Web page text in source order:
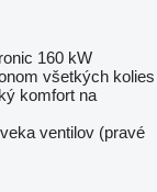
160 kW
všetkých kolies
komfort na
ventilov (pravé